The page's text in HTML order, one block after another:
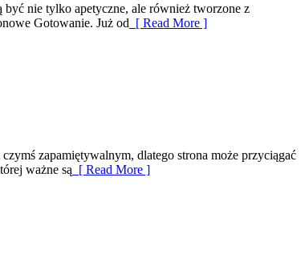
być nie tylko apetyczne, ale również tworzone z
Gotowanie. Już od [ Read More ]
zapamiętywalnym, dlatego strona może przyciągać
ważne są [ Read More ]